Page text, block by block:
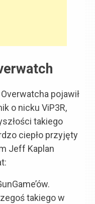
pojawił
o nicku ViP3R,
takiego
ciepło przyjęty
Jeff Kaplan
takiego w